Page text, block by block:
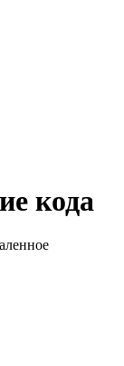
кода